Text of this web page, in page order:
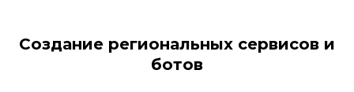
Создание региональных сервисов и
ботов